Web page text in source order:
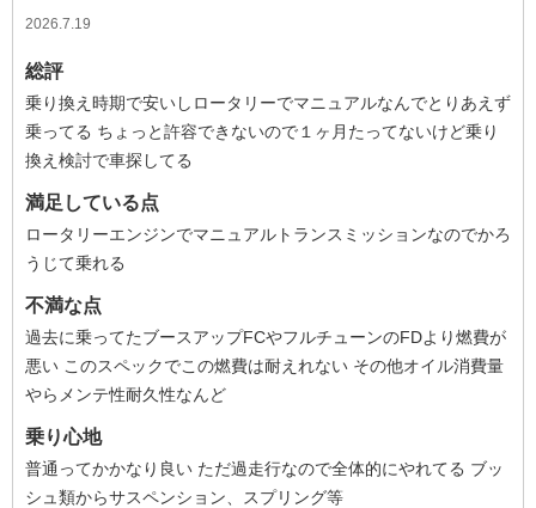
2026.7.19
総評
乗り換え時期で安いしロータリーでマニュアルなんでとりあえず
乗ってる ちょっと許容できないので１ヶ月たってないけど乗り
換え検討で車探してる
満足している点
ロータリーエンジンでマニュアルトランスミッションなのでかろ
うじて乗れる
不満な点
過去に乗ってたブースアップFCやフルチューンのFDより燃費が
悪い このスペックでこの燃費は耐えれない その他オイル消費量
やらメンテ性耐久性なんど
乗り心地
普通ってかかなり良い ただ過走行なので全体的にやれてる ブッ
シュ類からサスペンション、スプリング等